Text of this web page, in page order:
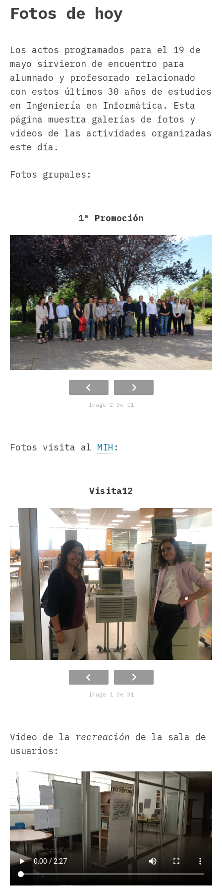
Fotos de hoy
Los actos programados para el 19 de
mayo sirvieron de encuentro para
alumnado y profesorado relacionado
con estos últimos 30 años de estudios
en Ingeniería en Informática. Esta
página muestra galerías de fotos y
videos de las actividades organizadas
este día.
Fotos grupales:
1ª Promoción
Image 2 De 11
Fotos visita al MIH :
Visita12
Image 1 De 31
Video de la recreación de la sala de
usuarios: